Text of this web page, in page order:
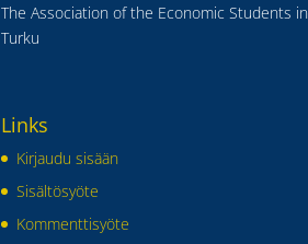
The Association of the Economic Students in
Turku
Links
Kirjaudu sisään
Sisältösyöte
Kommenttisyöte